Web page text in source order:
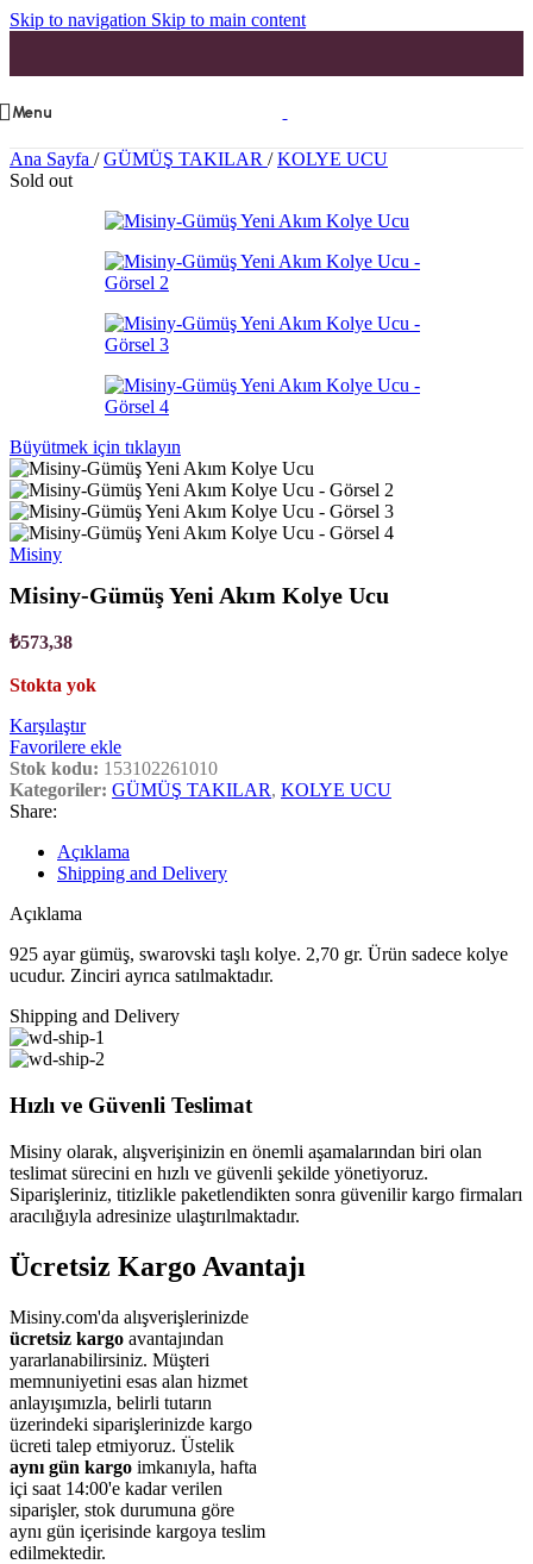
Skip to navigation Skip to main content
Menu
Ana Sayfa / GÜMÜŞ TAKILAR / KOLYE UCU
Sold out
Büyütmek için tıklayın
Misiny
Misiny-Gümüş Yeni Akım Kolye Ucu
₺573,38
Stokta yok
Karşılaştır
Favorilere ekle
Stok kodu: 153102261010
Kategoriler: GÜMÜŞ TAKILAR, KOLYE UCU
Share:
Açıklama
Shipping and Delivery
Açıklama
925 ayar gümüş, swarovski taşlı kolye. 2,70 gr. Ürün sadece kolye
ucudur. Zinciri ayrıca satılmaktadır.
Shipping and Delivery
Hızlı ve Güvenli Teslimat
Misiny olarak, alışverişinizin en önemli aşamalarından biri olan
teslimat sürecini en hızlı ve güvenli şekilde yönetiyoruz.
Siparişleriniz, titizlikle paketlendikten sonra güvenilir kargo firmaları
aracılığıyla adresinize ulaştırılmaktadır.
Ücretsiz Kargo Avantajı
Misiny.com'da alışverişlerinizde
ücretsiz kargo avantajından
yararlanabilirsiniz. Müşteri
memnuniyetini esas alan hizmet
anlayışımızla, belirli tutarın
üzerindeki siparişlerinizde kargo
ücreti talep etmiyoruz. Üstelik
aynı gün kargo imkanıyla, hafta
içi saat 14:00'e kadar verilen
siparişler, stok durumuna göre
aynı gün içerisinde kargoya teslim
edilmektedir.